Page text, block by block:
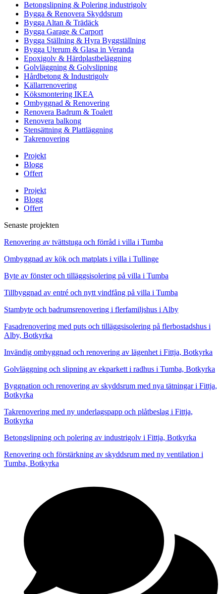
Betongslipning & Polering industrigolv
Bygga & Renovera Skyddsrum
Bygga Altan & Trädäck
Bygga Garage & Carport
Bygga Ställning & Hyra Byggställning
Bygga Uterum & Glasa in Veranda
Epoxigolv & Härdplastbeläggning
Golvläggning & Golvslipning
Hårdbetong & Industrigolv
Källarrenovering
Köksmontering IKEA
Ombyggnad & Renovering
Renovera Badrum & Toalett
Renovera balkong
Stensättning & Plattläggning
Takrenovering
Projekt
Blogg
Offert
Projekt
Blogg
Offert
Senaste projekten
Renovering av tvättstuga och förråd i villa i Tumba
Ombyggnad av kök och matplats i villa i Tullinge
Byte av fönster och tilläggsisolering på villa i Tumba
Tillbyggnad av entré och nytt vindfång på villa i Tumba
Stambyte och badrumsrenovering i flerfamiljshus i Alby
Fasadrenovering med puts och tilläggsisolering på flerbostadshus i
Alby, Botkyrka
Invändig ombyggnad och renovering av lägenhet i Fittja, Botkyrka
Golvläggning och slipning av ekparkett i radhus i Tumba, Botkyrka
Byggnation och renovering av skyddsrum med nya tätningar i Fittja,
Botkyrka
Takrenovering med ny underlagspapp och plåtbeslag i Fittja,
Botkyrka
Betongslipning och polering av industrigolv i Fittja, Botkyrka
Renovering och förstärkning av skyddsrum med ny ventilation i
Tumba, Botkyrka